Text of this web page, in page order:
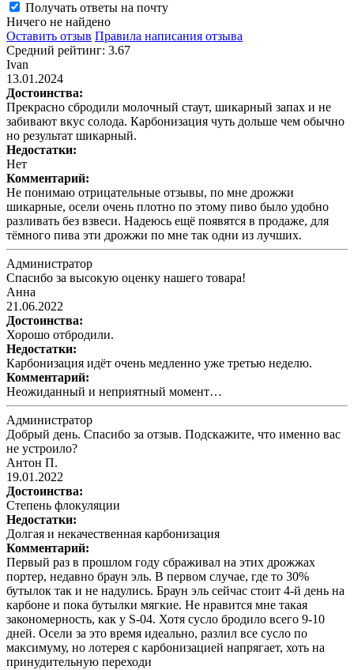
Получать ответы на почту
Ничего не найдено
Оставить отзыв Правила написания отзыва
Средний рейтинг: 3.67
Ivan
13.01.2024
Достоинства:
Прекрасно сбродили молочный стаут, шикарный запах и не
забивают вкус солода. Карбонизация чуть дольше чем обычно
но результат шикарный.
Недостатки:
Нет
Комментарий:
Не понимаю отрицательные отзывы, по мне дрожжи
шикарные, осели очень плотно по этому пиво было удобно
разливать без взвеси. Надеюсь ещё появятся в продаже, для
тёмного пива эти дрожжи по мне так одни из лучших.
Администратор
Спасибо за высокую оценку нашего товара!
Анна
21.06.2022
Достоинства:
Хорошо отбродили.
Недостатки:
Карбонизация идёт очень медленно уже третью неделю.
Комментарий:
Неожиданный и неприятный момент…
Администратор
Добрый день. Спасибо за отзыв. Подскажите, что именно вас
не устроило?
Антон П.
19.01.2022
Достоинства:
Степень флокуляции
Недостатки:
Долгая и некачественная карбонизация
Комментарий:
Первый раз в прошлом году сбраживал на этих дрожжах
портер, недавно браун эль. В первом случае, где то 30%
бутылок так и не надулись. Браун эль сейчас стоит 4-й день на
карбоне и пока бутылки мягкие. Не нравится мне такая
закономерность, как у S-04. Хотя сусло бродило всего 9-10
дней. Осели за это время идеально, разлил все сусло по
максимуму, но лотерея с карбонизацией напрягает, хоть на
принудительную переходи